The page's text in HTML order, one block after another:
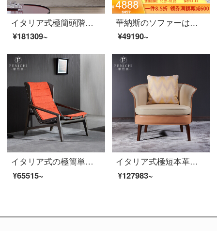
イタリア式極簡頭階牛のソファの4つの大きな家のタイプの軽い豪華なイタリアの家庭用別荘の羽毛ソファの柔らかいイタリア式極简【ソファー】
¥181309~
華納斯のソファーは軽奢な布芸ソファーの客間の科学技術布の角を回転して貴妃の位の真皮のソファーネットの赤い金のins風の小さい部屋型の単に手すりの2人の位+手すりのシングルの位がない+左の貴妃の位の雅青(ナノテクノロジーの皮)
¥49190~
イタリア式の極簡単な寝椅子白蝋の木のソファーと赤い布芸レジャーチェア現代シンプルなデザイナーの家具
¥65515~
イタリア式極短本革ソファ椅子オレンジの鞍皮胡桃木現代軽量高级腕掛椅子【イタリア鞍皮】ソファチェア
¥127983~